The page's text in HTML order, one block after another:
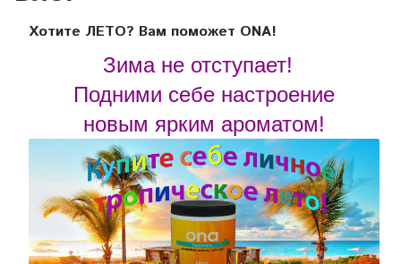
Хотите ЛЕТО? Вам поможет ОNA!
Зима не отступает!
Подними себе настроение
новым ярким ароматом!